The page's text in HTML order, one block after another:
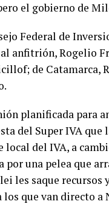
el gobierno de
Federal de
anfitrión, Rogelio
de Catamarca,
planificada para
del Super IVA
local del IVA, a
por una pelea que
les saque recursos
los que van directo a